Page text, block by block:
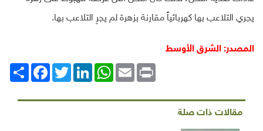
يجري التلاعب بها كهربائياً مقارنة بزهرة لم يجرِ التلاعب بها.
المصدر: الشرق الأوسط
انشر
FacebookTwitterLinkedIn
WhatsAppEmail Print
مقالات ذات صلة